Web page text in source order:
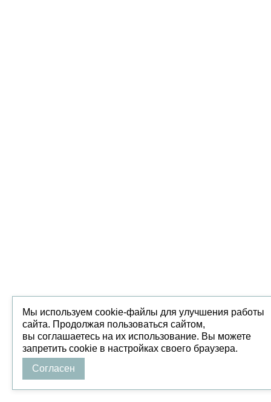
Мы используем cookie-файлы для улучшения работы
сайта. Продолжая пользоваться сайтом,
вы соглашаетесь на их использование. Вы можете
запретить cookie в настройках своего браузера.
Согласен